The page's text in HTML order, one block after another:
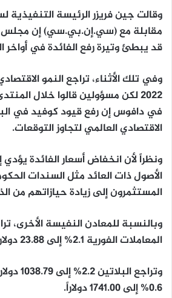
وقالت جين فريزر الرئيسة
مقابلة مع (سي.إن.بي.سي) إن مجلس
قد يبطئ وتيرة رفع الفائدة في أواخر
وفي تلك الأثناء، تراجع النمو
2022 لكن مسؤولين قالوا خلال
في دافوس إن رفع قيود كوفيد في
الاقتصادي العالمي لتجاوز التوقعات.
ونظراً لأن انخفاض أسعار الفائدة يؤدي
الأصول ذات العائد مثل السندات
المستثمرون إلى زيادة حيازاتهم من
وبالنسبة للمعادن النفيسة الأخرى،
المعاملات الفورية 2.1% إلى 23.88 دولار.
وتراجع
0.6% إلى 1741.00 دولاراً.